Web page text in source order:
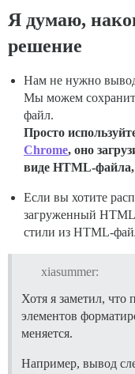
Я думаю,
решение
Нам не нужно
Мы можем
файл.
Просто
Chrome, оно
виде HTML-файла,
Если вы хотите
загруженный
стили из HTML-
xiasummer:
Хотя я заметил,
элементов
меняется.
Например, вывод